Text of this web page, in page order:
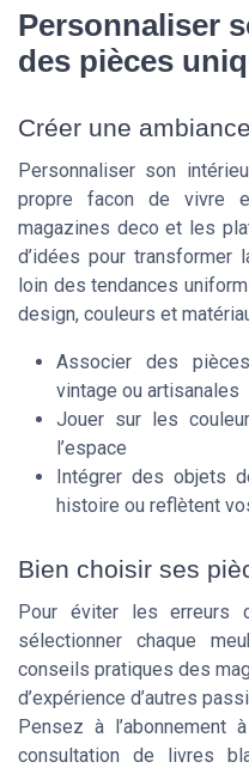
Personnaliser
des pièces
Créer une
Personnaliser son
propre facon de vivre
magazines deco et les
d’idées pour transformer
loin des tendances
design, couleurs et
Associer des
vintage ou artisanales
Jouer sur les
l’espace
Intégrer des objets
histoire ou reflètent
Bien choisir ses
Pour éviter les erreurs
sélectionner chaque
conseils pratiques des
d’expérience d’autres
Pensez à
consultation de livres